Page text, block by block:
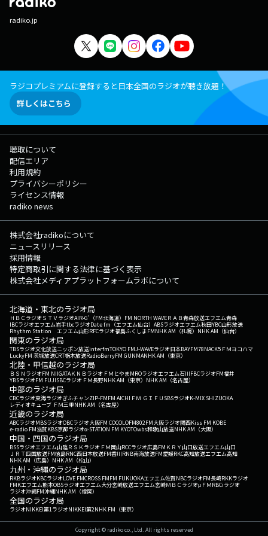
radiko.jp
ラジコプレミアムに登録すると日本全国のラジオが聴き放題！
詳しくはこちら
聴取について
配信エリア
利用規約
プライバシーポリシー
ライセンス情報
radiko news
株式会社radikoについて
ニュースリリース
採用情報
特定商取引に関する法律に基づく表示
株式会社メディアプラットフォームラボについて
北海道・東北のラジオ局
ＨＢＣラジオＳＴＶラジオAIR-G'（FM北海道） FM NORTH WAVEＲＡＢ青森放送エフエム青森
IBCラジオエフエム岩手tbcラジオDate fm（エフエム仙台） ABSラジオエフエム秋田YBC山形放送
Rhythm Station エフエム山形RFCラジオ福島ふくしまFMNHK AM（札幌） NHK AM（仙台）
関東のラジオ局
TBSラジオ文化放送ニッポン放送interfmTOKYO FMJ-WAVEラジオ日本BAYFM78NACK5 ＦＭヨコハマ
LuckyFM 茨城放送CRT栃木放送RadioBerryFM GUNMANHK AM（東京）
北陸・甲信越のラジオ局
ＢＳＮラジオFM NIIGATAＫＮＢラジオ ＦＭとやまMROラジオエフエム石川FBCラジオFM福井
YBSラジオFM FUJISBCラジオ ＦＭ長野NHK AM（東京） NHK AM（名古屋）
中部のラジオ局
CBCラジオ東海ラジオぎふチャンZIP-FMFM AICHI ＦＭ ＧＩＦＵ SBSラジオK-MIX SHIZUOKA
レディオキューブ ＦＭ三重NHK AM（名古屋）
近畿のラジオ局
ABCラジオMBSラジオOBCラジオ大阪FM COCOLOFM802FM大阪ラジオ関西Kiss FM KOBE
e-radio FM滋賀KBS京都ラジオα-STATION FM KYOTOwbs和歌山放送NHK AM（大阪）
中国・四国のラジオ局
BSSラジオエフエム山陰ＲＳＫラジオ ＦＭ岡山RCCラジオ広島FM ＫＲＹ山口放送エフエム山口
ＪＲＴ四国放送FM徳島RNC西日本放送FM香川RNB南海放送FM愛媛RKC高知放送エフエム高知
NHK AM（広島） NHK AM（松山）
九州・沖縄のラジオ局
RKBラジオKBCラジオLOVE FMCROSS FMFM FUKUOKAエフエム佐賀NBCラジオFM長崎RKKラジオ
FMKエフエム熊本OBSラジオエフエム大分宮崎放送エフエム宮崎ＭＢＣラジオμＦＭRBCiラジオ
ラジオ沖縄FM沖縄NHK AM（福岡）
全国のラジオ局
ラジオNIKKEI第1ラジオNIKKEI第2NHK FM（東京）
Copyright © radiko co., Ltd. All rights reserved